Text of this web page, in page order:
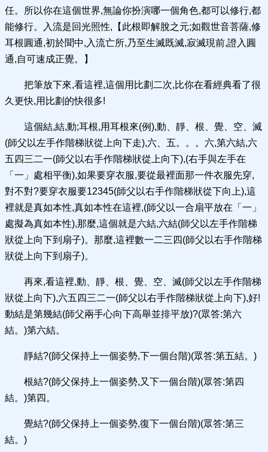
任。所以你在這個世界,無論你扮演哪一個角色,都可以修行,都
能修行。入流是回光照性,【此根即解脫之元;如觀世音菩薩,修
耳根圓通,初於聞中,入流亡所,乃至生滅既滅,寂滅現前,證入圓
通,自可速成正覺。】
把筆放下來,看這裡,這個用比劃二次,比你在看經典看了很
久更快,用比劃的快很多!
這個結,結,動;耳根,用耳根來(例),動、靜、根、覺、空、滅
(師父以左手作階梯狀從上向下走),六、五。。。六,第六結,六
五四三二一(師父以右手作階梯狀從上向下),(右手與左手在
「一」處相平衡),如果要穿衣服,要從最裡面那一件衣服先穿,
對不對?要穿衣服要12345(師父以右手作階梯狀從下向上),這
裡就是真如本性,真如本性在這裡,(師父以一合扇平放在「一」
處擬為真如本性),那麼,這個就是六結,六結(師父以左手作階梯
狀從上向下到扇子)。那麼,這裡數一二三四(師父以右手作階梯
狀從上向下到扇子)。
再來,看這裡,動、靜、根、覺、空、滅(師父以左手作階梯
狀從上向下),六五四三二一(師父以右手作階梯狀從上向下),好!
動結是第幾結(師父兩手心向下高舉並排平放)?(眾答:第六
結。)第六結。
靜結?(師父保持上一個姿勢,下一個台階)(眾答:第五結。)
根結?(師父保持上一個姿勢,又下一個台階)(眾答:第四
結。)第四。
覺結?(師父保持上一個姿勢,復下一個台階)(眾答:第三
結。)